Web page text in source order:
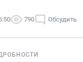
790 Обсудить